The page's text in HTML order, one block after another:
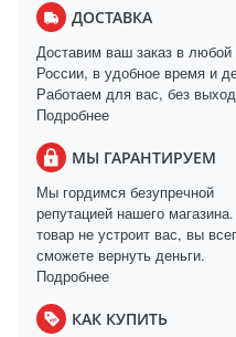
ДОСТАВКА
Доставим ваш заказ в любой
России, в удобное время и
Работаем для вас, без
Подробнее
МЫ ГАРАНТИРУЕМ
Мы гордимся безупречной
репутацией нашего
товар не устроит вас, вы
сможете вернуть деньги.
Подробнее
КАК КУПИТЬ